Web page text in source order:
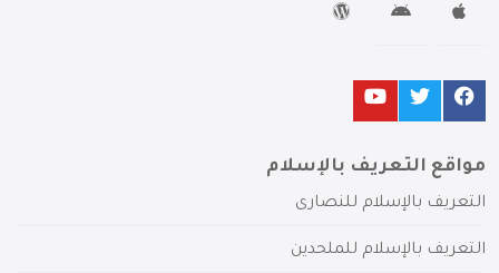
مواقع التعريف بالإسلام
التعريف بالإسلام للنصارى
التعريف بالإسلام للملحدين